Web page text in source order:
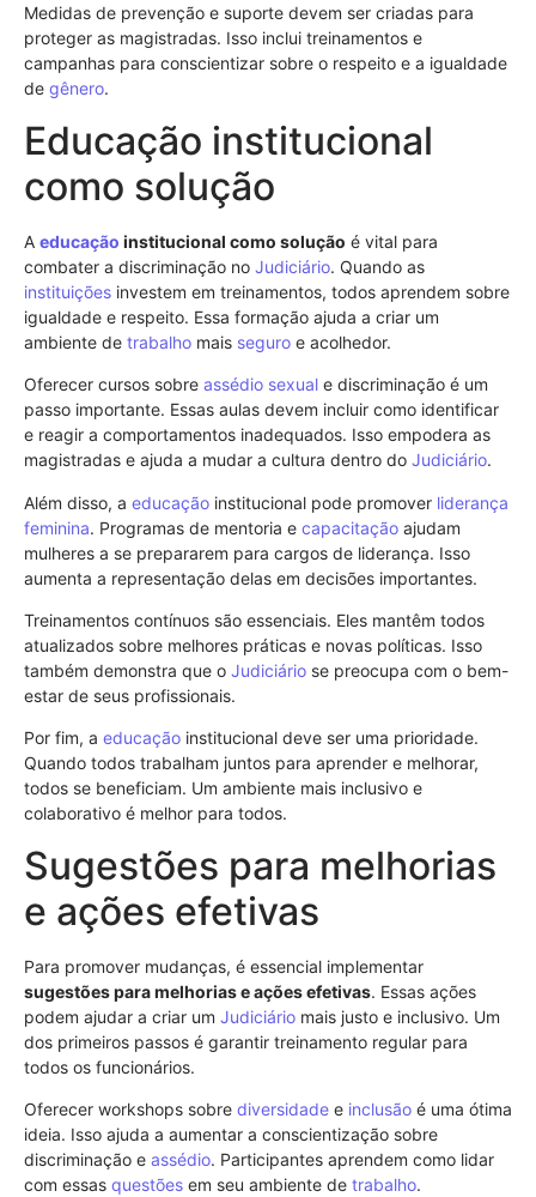
Medidas de prevenção e suporte devem ser criadas para
proteger as magistradas. Isso inclui treinamentos e
campanhas para conscientizar sobre o respeito e a igualdade
de gênero.
Educação institucional
como solução
A educação institucional como solução é vital para
combater a discriminação no Judiciário. Quando as
instituições investem em treinamentos, todos aprendem sobre
igualdade e respeito. Essa formação ajuda a criar um
ambiente de trabalho mais seguro e acolhedor.
Oferecer cursos sobre assédio sexual e discriminação é um
passo importante. Essas aulas devem incluir como identificar
e reagir a comportamentos inadequados. Isso empodera as
magistradas e ajuda a mudar a cultura dentro do Judiciário.
Além disso, a educação institucional pode promover liderança
feminina. Programas de mentoria e capacitação ajudam
mulheres a se prepararem para cargos de liderança. Isso
aumenta a representação delas em decisões importantes.
Treinamentos contínuos são essenciais. Eles mantêm todos
atualizados sobre melhores práticas e novas políticas. Isso
também demonstra que o Judiciário se preocupa com o bem-
estar de seus profissionais.
Por fim, a educação institucional deve ser uma prioridade.
Quando todos trabalham juntos para aprender e melhorar,
todos se beneficiam. Um ambiente mais inclusivo e
colaborativo é melhor para todos.
Sugestões para melhorias
e ações efetivas
Para promover mudanças, é essencial implementar
sugestões para melhorias e ações efetivas. Essas ações
podem ajudar a criar um Judiciário mais justo e inclusivo. Um
dos primeiros passos é garantir treinamento regular para
todos os funcionários.
Oferecer workshops sobre diversidade e inclusão é uma ótima
ideia. Isso ajuda a aumentar a conscientização sobre
discriminação e assédio. Participantes aprendem como lidar
com essas questões em seu ambiente de trabalho.